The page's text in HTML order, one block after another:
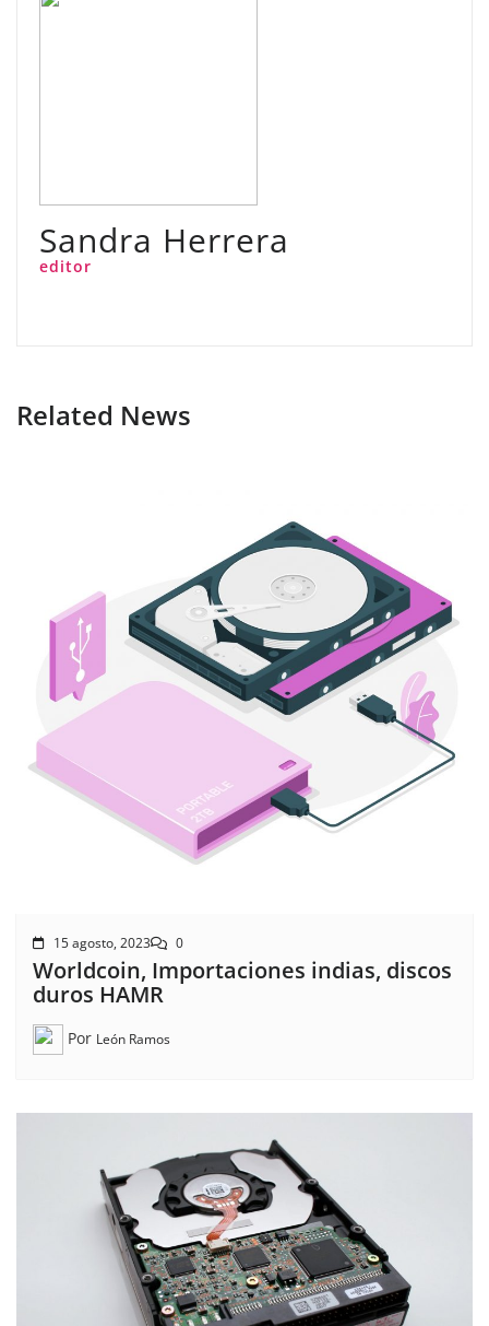
Sandra Herrera
editor
Related News
15 agosto, 2023 0
Worldcoin, Importaciones indias, discos
duros HAMR
Por León Ramos